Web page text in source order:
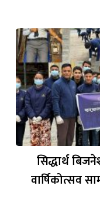
सिद्धार्थ
वार्षिकोत्सव